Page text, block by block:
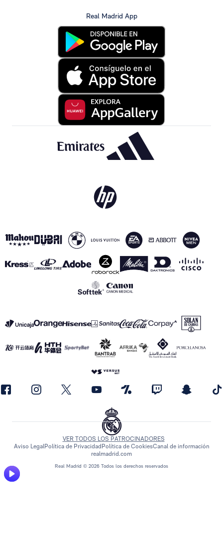
Real Madrid App
Real Madrid © 2026 Todos los derechos reservados
VER TODOS LOS PATROCINADORES
Aviso LegalPolítica de PrivacidadPolítica de CookiesCanal de información
realmadrid.com